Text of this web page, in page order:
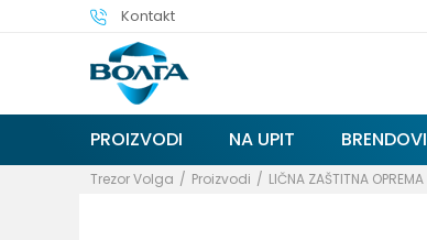
Kontakt
PROIZVODI NA UPIT BRENDOVI
Trezor Volga Proizvodi LIČNA ZAŠTITNA OPREMA